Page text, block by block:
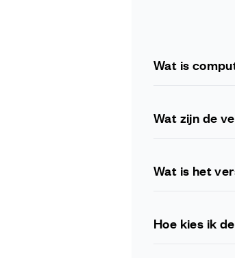
Wat is
Wat zijn de
Wat is het
Hoe kies ik